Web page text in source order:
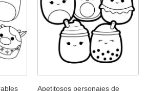
Apetitosos personajes de